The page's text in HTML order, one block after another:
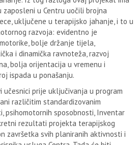
zaposleni u Centru uočili brojna
uključene u terapijsko jahanje, i to u
razvoja: evidentno je
bolje držanje tijela,
i dinamička ravnoteža, razvoj
bolja orijentacija u vremenu i
ispada u ponašanju.
učesnici prije uključivanja u program
različitim standardizovanim
psihomotornih sposobnosti, Inventar
rezultati projekta terapijskog
završetka svih planiranih aktivnosti i